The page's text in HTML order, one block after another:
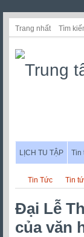
Trang nhất Tìm
LỊCH TU TẬP Tin
Tin Tức Tin
Đại Lễ
của văn